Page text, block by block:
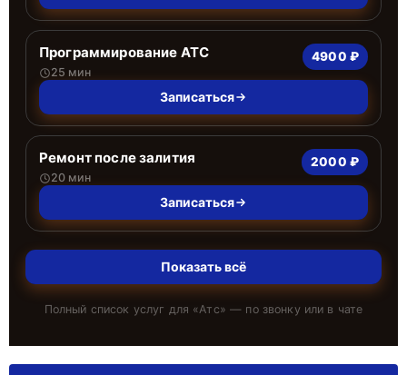
Программирование АТС
25 мин
4900 ₽
Записаться
Ремонт после залития
20 мин
2000 ₽
Записаться
Показать всё
Полный список услуг для «Атс» — по звонку или в чате